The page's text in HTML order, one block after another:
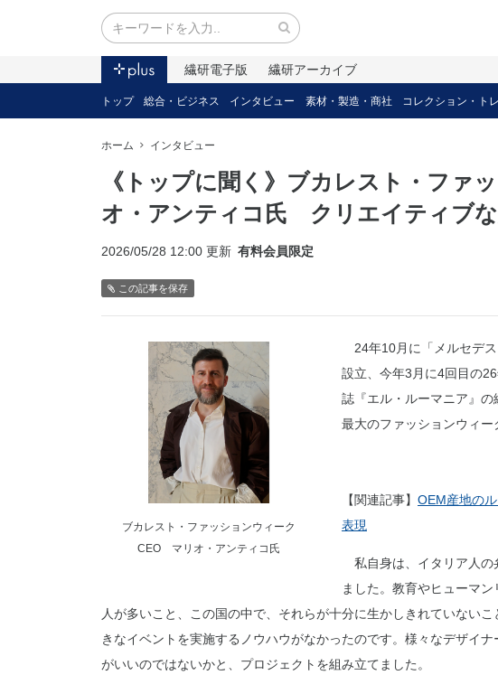
繊研電子版 繊研アーカイブ
トップ 総合・ビジネス インタビュー 素材・製造・商社 コレクション・ト
ホーム インタビュー
《トップに聞く》ブカレスト・ファ
オ・アンティコ氏 クリエイティブな
2026/05/28 12:00 更新 有料会員限定
この記事を保存
ブカレスト・ファッションウィーク
CEO マリオ・アンティコ氏
24年10月に「メルセデ
設立、今年3月に4回目の
誌『エル・ルーマニア』
最大のファッションウィー
【関連記事】 OEM産地の
表現
私自身は、イタリア人の
ました。教育やヒューマ
人が多いこと、この国の中で、それらが十分に生かしきれていない
きなイベントを実施するノウハウがなかったのです。様々なデザイ
がいいのではないかと、プロジェクトを組み立てました。